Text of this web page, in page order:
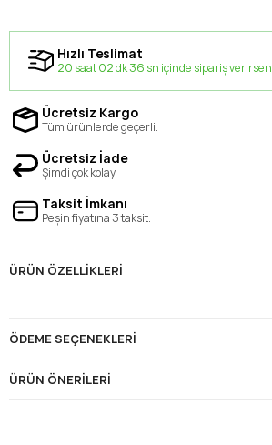
Hızlı Teslimat
20 saat 02 dk 35 sn içinde sipariş verirsen
Ücretsiz Kargo
Tüm ürünlerde geçerli.
Ücretsiz İade
Şimdi çok kolay.
Taksit İmkanı
Peşin fiyatına 3 taksit.
ÜRÜN ÖZELLIKLERI
ÖDEME SEÇENEKLERI
ÜRÜN ÖNERILERI